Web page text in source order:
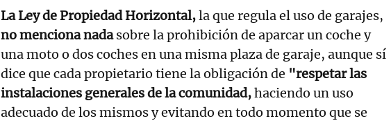
La Ley de Propiedad Horizontal,la que regula el uso de garajes,
no menciona nadasobre la prohibición de aparcar un coche y
una moto o dos coches en una misma plaza de garaje, aunque sí
dice que cada propietario tiene la obligación de "respetar las
instalaciones generales de la comunidad,haciendo un uso
adecuado de los mismos y evitando en todo momento que se